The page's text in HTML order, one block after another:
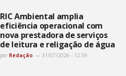
RIC Ambiental amplia
eficiência operacional com
nova prestadora de serviços
de leitura e religação de água
por Redação 31/07/2026 - 12:59